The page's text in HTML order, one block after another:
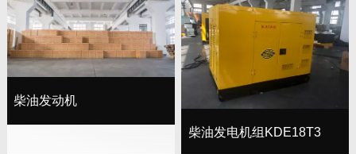
柴油发动机
柴油发电机组KDE18T3